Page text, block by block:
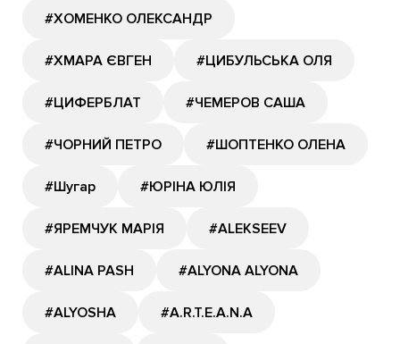
#ХОМЕНКО ОЛЕКСАНДР
#ХМАРА ЄВГЕН #ЦИБУЛЬСЬКА ОЛЯ
#ЦИФЕРБЛАТ #ЧЕМЕРОВ САША
#ЧОРНИЙ ПЕТРО #ШОПТЕНКО ОЛЕНА
#Шугар #ЮРІНА ЮЛІЯ
#ЯРЕМЧУК МАРІЯ #ALEKSEEV
#ALINA PASH #ALYONA ALYONA
#ALYOSHA #A.R.T.E.A.N.A